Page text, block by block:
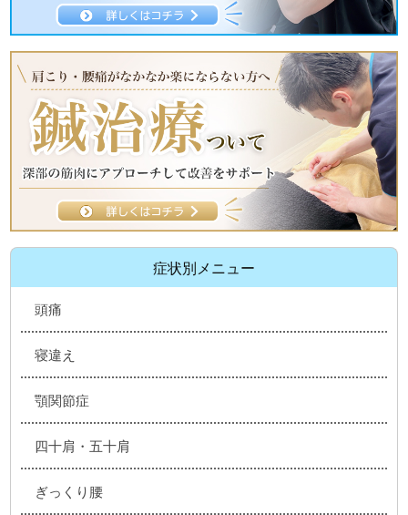
症状別メニュー
頭痛
寝違え
顎関節症
四十肩・五十肩
ぎっくり腰